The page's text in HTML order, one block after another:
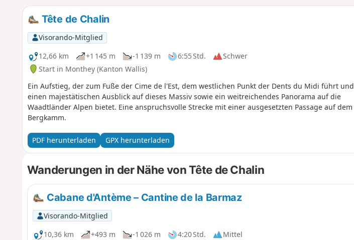
Tête de Chalin
Visorando-Mitglied
12,66 km
+1 145 m -1 139 m 6:55 Std.
Schwer
Start in Monthey (Kanton Wallis)
Ein Aufstieg, der zum Fuße der Cime de l'Est, dem westlichen Punkt der Dents du Midi führt und
einen majestätischen Ausblick auf dieses Massiv sowie ein weitreichendes Panorama auf die
Waadtländer Alpen bietet. Eine anspruchsvolle Strecke mit einer ausgesetzten Passage auf dem
Bergkamm.
PDF herunterladen GPX herunterladen
Wanderungen in der Nähe von Tête de Chalin
Cabane d'Antème – Cantine de la Barmaz
Visorando-Mitglied
10,36 km
+493 m -1 026 m 4:20 Std.
Mittel